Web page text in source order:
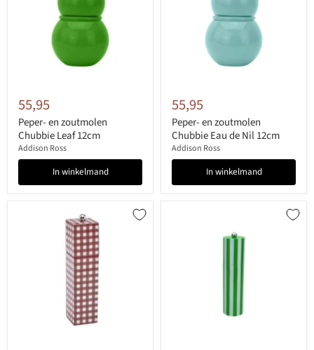
55,95
Peper- en zoutmolen
Chubbie Leaf 12cm
Addison Ross
In winkelmand
55,95
Peper- en zoutmolen
Chubbie Eau de Nil 12cm
Addison Ross
In winkelmand